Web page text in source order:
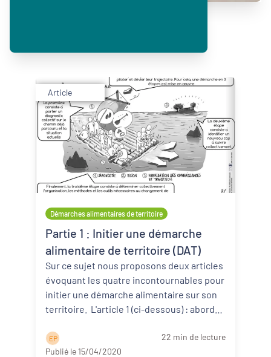
Article
Démarches alimentaires de territoire
Partie 1 : Initier une démarche
alimentaire de territoire (DAT)
Sur ce sujet nous proposons deux articles
évoquant les quatre incontournables pour
initier une démarche alimentaire sur son
territoire. L'article 1 (ci-dessous) : aborde
E P
22 min de lecture
Publié le 15/04/2020